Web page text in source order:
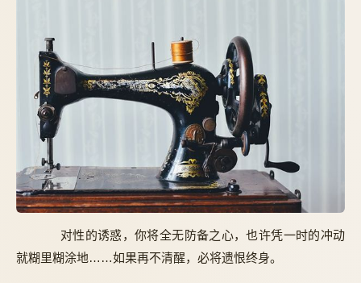
对性的诱惑，你将全无防备之心，也许凭一时的冲动
就糊里糊涂地……如果再不清醒，必将遗恨终身。